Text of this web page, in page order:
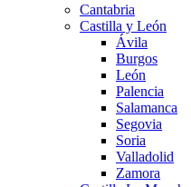
Cantabria
Castilla y León
Ávila
Burgos
León
Palencia
Salamanca
Segovia
Soria
Valladolid
Zamora